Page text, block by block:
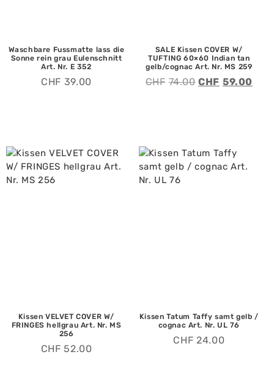
Waschbare Fussmatte lass die
Sonne rein grau Eulenschnitt
Art. Nr. E 352
CHF 39.00
SALE Kissen COVER W/
TUFTING 60×60 Indian tan
gelb/cognac Art. Nr. MS 259
CHF 74.00 CHF 59.00
Kissen VELVET COVER W/
FRINGES hellgrau Art. Nr. MS
256
CHF 52.00
Kissen Tatum Taffy samt gelb /
cognac Art. Nr. UL 76
CHF 24.00